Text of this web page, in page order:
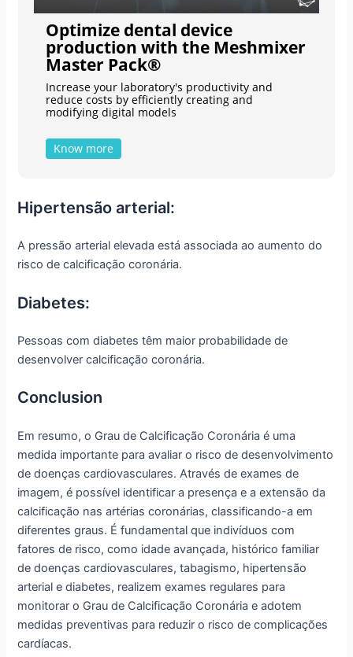
Optimize dental device
production with the Meshmixer
Master Pack®
Increase your laboratory's productivity and
reduce costs by efficiently creating and
modifying digital models
Know more
Hipertensão arterial:
A pressão arterial elevada está associada ao aumento do
risco de calcificação coronária.
Diabetes:
Pessoas com diabetes têm maior probabilidade de
desenvolver calcificação coronária.
Conclusion
Em resumo, o Grau de Calcificação Coronária é uma
medida importante para avaliar o risco de desenvolvimento
de doenças cardiovasculares. Através de exames de
imagem, é possível identificar a presença e a extensão da
calcificação nas artérias coronárias, classificando-a em
diferentes graus. É fundamental que indivíduos com
fatores de risco, como idade avançada, histórico familiar
de doenças cardiovasculares, tabagismo, hipertensão
arterial e diabetes, realizem exames regulares para
monitorar o Grau de Calcificação Coronária e adotem
medidas preventivas para reduzir o risco de complicações
cardíacas.